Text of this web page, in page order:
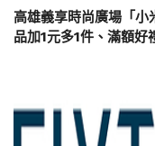
高雄義享時尚廣場「
品加1元多1件、滿額好